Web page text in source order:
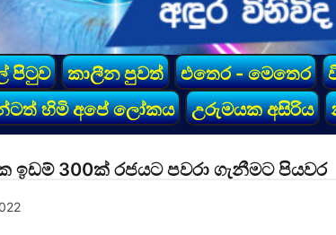
පිටුව කාලීන පුවත් එතෙර - මෙතෙර
හිමි අපේ ලෝකය
උරුමයක අසිරිය
ඉඩම් 300ක් රජයට පවරා ගැනීමට පියවර